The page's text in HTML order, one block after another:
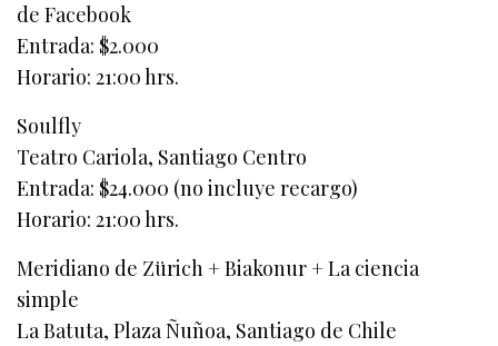
de Facebook
Entrada: $2.000
Horario: 21:00 hrs.
Soulfly
Teatro Cariola, Santiago Centro
Entrada: $24.000 (no incluye recargo)
Horario: 21:00 hrs.
Meridiano de Zürich + Biakonur + La ciencia
simple
La Batuta, Plaza Ñuñoa, Santiago de Chile